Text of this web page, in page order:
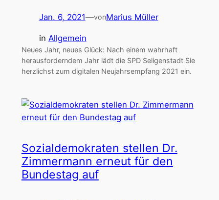
Jan. 6, 2021—vonMarius Müller
in Allgemein
Neues Jahr, neues Glück: Nach einem wahrhaft
herausforderndem Jahr lädt die SPD Seligenstadt Sie
herzlichst zum digitalen Neujahrsempfang 2021 ein.
Sozialdemokraten stellen Dr.
Zimmermann erneut für den
Bundestag auf